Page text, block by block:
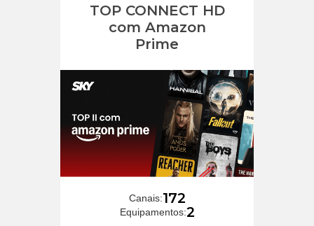
TOP CONNECT HD
com Amazon
Prime
Canais:172
Equipamentos:2